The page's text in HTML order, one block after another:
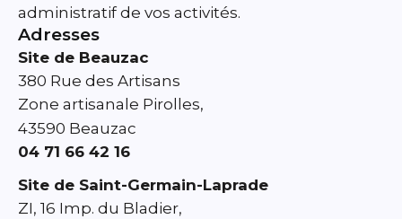
administratif de vos activités.
Adresses
Site de Beauzac
380 Rue des Artisans
Zone artisanale Pirolles,
43590 Beauzac
04 71 66 42 16
Site de Saint-Germain-Laprade
ZI, 16 Imp. du Bladier,